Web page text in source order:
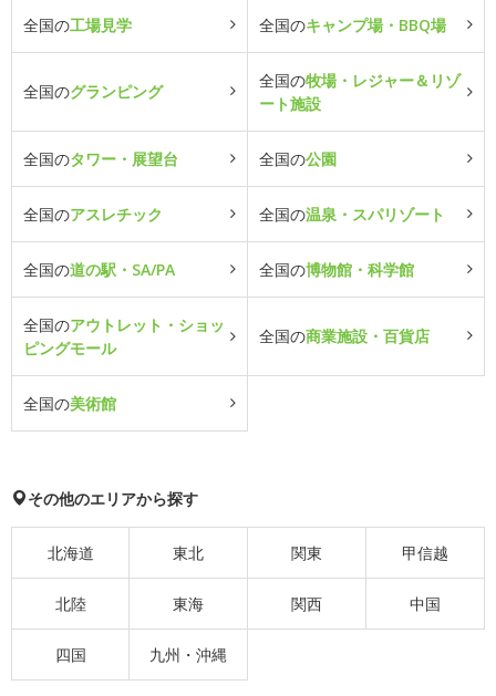
全国の工場見学 全国のキャンプ場・BBQ場
全国のグランピング
全国の牧場・レジャー＆リゾ
ート施設
全国のタワー・展望台 全国の公園
全国のアスレチック 全国の温泉・スパリゾート
全国の道の駅・SA/PA 全国の博物館・科学館
全国のアウトレット・ショッ
ピングモール
全国の商業施設・百貨店
全国の美術館
その他のエリアから探す
北海道 東北 関東 甲信越
北陸 東海 関西 中国
四国 九州・沖縄